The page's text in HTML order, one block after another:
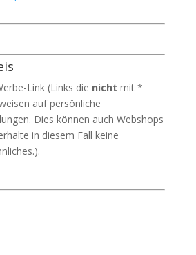
Link (Links die nicht mit *
auf persönliche
Dies können auch Webshops
in diesem Fall keine